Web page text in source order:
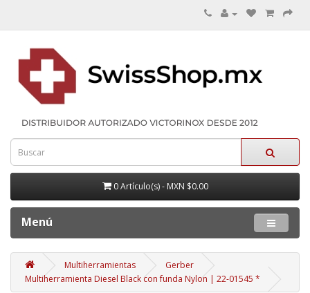
0 Artículo(s) - MXN $0.00
Menú
Multiherramientas
Gerber
Multiherramienta Diesel Black con funda Nylon | 22-01545 *